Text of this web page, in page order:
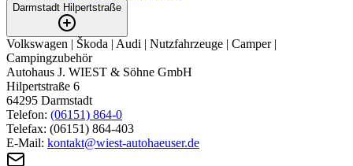
Darmstadt Hilpertstraße
Volkswagen | Škoda | Audi | Nutzfahrzeuge | Camper |
Campingzubehör
Autohaus J. WIEST & Söhne GmbH
Hilpertstraße 6
64295 Darmstadt
Telefon: (06151) 864-0
Telefax: (06151) 864-403
E-Mail: kontakt@wiest-autohaeuser.de